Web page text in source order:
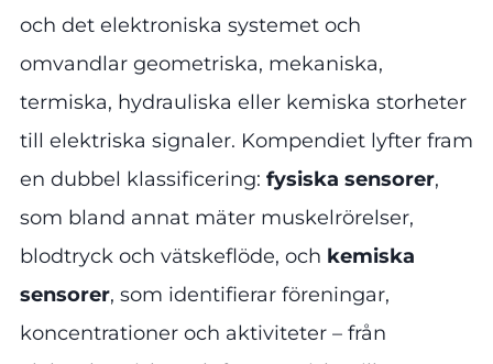
och det elektroniska systemet och
omvandlar geometriska, mekaniska,
termiska, hydrauliska eller kemiska storheter
till elektriska signaler. Kompendiet lyfter fram
en dubbel klassificering: fysiska sensorer,
som bland annat mäter muskelrörelser,
blodtryck och vätskeflöde, och kemiska
sensorer, som identifierar föreningar,
koncentrationer och aktiviteter – från